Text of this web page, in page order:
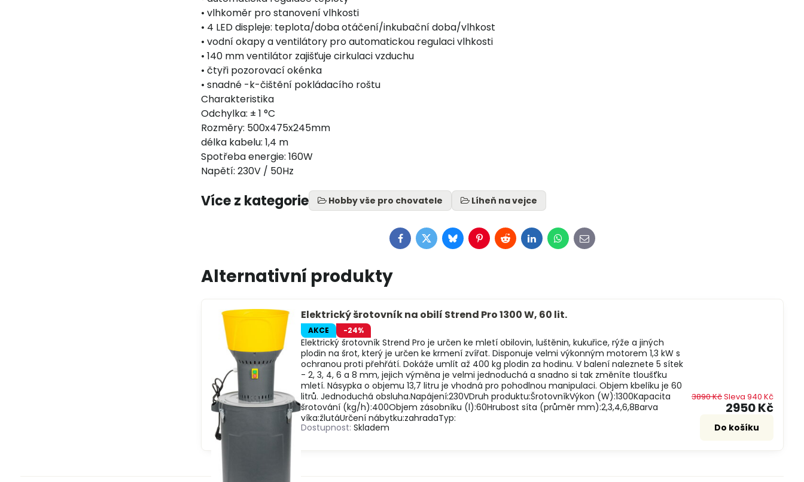
• vlhkoměr pro stanovení vlhkosti
• 4 LED displeje: teplota/doba otáčení/inkubační doba/vlhkost
• vodní okapy a ventilátory pro automatickou regulaci vlhkosti
• 140 mm ventilátor zajišťuje cirkulaci vzduchu
• čtyři pozorovací okénka
• snadné -k-čištění pokládacího roštu
Charakteristika
Odchylka: ± 1 °C
Rozměry: 500x475x245mm
délka kabelu: 1,4 m
Spotřeba energie: 160W
Napětí: 230V / 50Hz
Více z kategorie Hobby vše pro chovatele Líheň na vejce
Facebook
TwitterBlueskyPinterest
RedditLinkedInWhatsApp
E-
mail
Alternativní produkty
Elektrický šrotovník na obilí Strend Pro 1300 W, 60 lit.
AKCE -24%
Elektrický šrotovník Strend Pro je určen ke mletí obilovin, luštěnin, kukuřice, rýže a jiných
plodin na šrot, který je určen ke krmení zvířat. Disponuje velmi výkonným motorem 1,3 kW s
ochranou proti přehřátí. Dokáže umlít až 400 kg plodin za hodinu. V balení naleznete 5 sítek
- 2, 3, 4, 6 a 8 mm, jejich výměna je velmi jednoduchá a snadno si tak změníte tloušťku
mletí. Násypka o objemu 13,7 litru je vhodná pro pohodlnou manipulaci. Objem kbelíku je 60
litrů. Jednoduchá obsluha.Napájení:230VDruh produktu:ŠrotovníkVýkon (W):1300Kapacita
šrotování (kg/h):400Objem zásobníku (l):60Hrubost síta (průměr mm):2,3,4,6,8Barva
víka:žlutáUrčení nábytku:zahradaTyp:
Dostupnost: Skladem
2950 Kč
3890 KčSleva 940 Kč
Do košíku